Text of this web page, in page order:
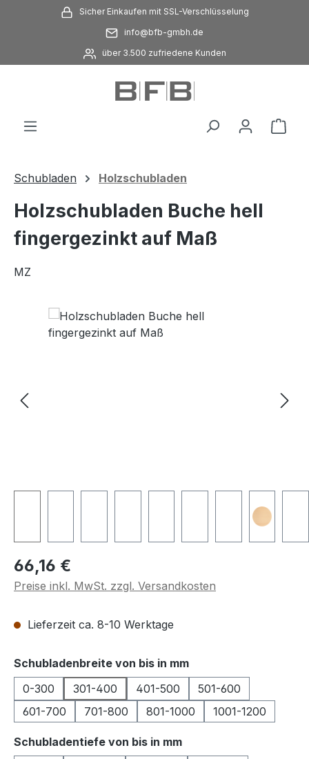
Zum Hauptinhalt springenSicher Einkaufen mit SSL-Verschlüsselung
info@bfb-gmbh.de
über 3.500 zufriedene Kunden
Schubladen Holzschubladen
Holzschubladen Buche hell
fingergezinkt auf Maß
MZ
Regulärer Preis:
66,16 €
Preise inkl. MwSt. zzgl. Versandkosten
Lieferzeit ca. 8-10 Werktage
Schubladenbreite von bis in mmauswählen
0-300
301-400 401-500
501-600
601-700
701-800 801-1000 1001-1200
Schubladentiefe von bis in mmauswählen